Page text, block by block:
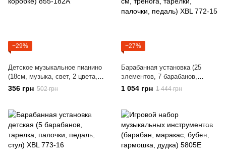
−29%
Детское музыкальное пианино
(18см, музыка, свет, 2 цвета,
на батарейке, в коробке) 855-
356 грн 502 грн
−27%
Барабанная установка (25
элементов, 7 барабанов,
диаметра: 35 см, 22 см, 16 см,
тренога, тарелки, палочки,
1 054 грн 1 444 грн